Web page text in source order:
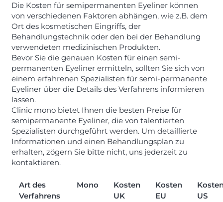
Die Kosten für semipermanenten Eyeliner können
von verschiedenen Faktoren abhängen, wie z.B. dem
Ort des kosmetischen Eingriffs, der
Behandlungstechnik oder den bei der Behandlung
verwendeten medizinischen Produkten.
Bevor Sie die genauen Kosten für einen semi-
permanenten Eyeliner ermitteln, sollten Sie sich von
einem erfahrenen Spezialisten für semi-permanente
Eyeliner über die Details des Verfahrens informieren
lassen.
Clinic mono bietet Ihnen die besten Preise für
semipermanente Eyeliner, die von talentierten
Spezialisten durchgeführt werden. Um detaillierte
Informationen und einen Behandlungsplan zu
erhalten, zögern Sie bitte nicht, uns jederzeit zu
kontaktieren.
Art des
Verfahrens
Mono
Kosten
UK
Kosten
EU
US